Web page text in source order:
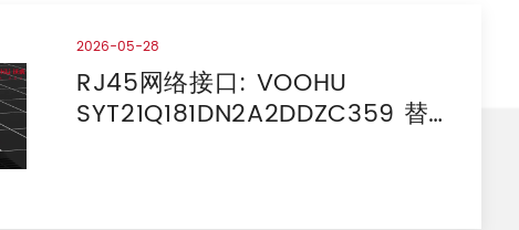
2026-05-28
RJ45网络接口: VOOHU
SYT21Q181DN2A2DDZC359 替